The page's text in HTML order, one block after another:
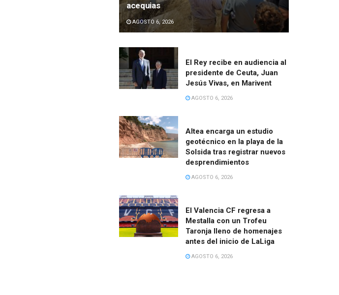
acequias
AGOSTO 6, 2026
El Rey recibe en audiencia al
presidente de Ceuta, Juan
Jesús Vivas, en Marivent
AGOSTO 6, 2026
Altea encarga un estudio
geotécnico en la playa de la
Solsida tras registrar nuevos
desprendimientos
AGOSTO 6, 2026
El Valencia CF regresa a
Mestalla con un Trofeu
Taronja lleno de homenajes
antes del inicio de LaLiga
AGOSTO 6, 2026